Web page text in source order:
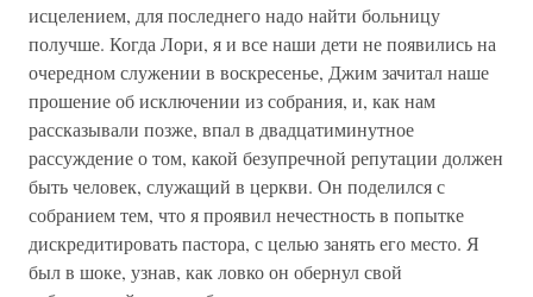
исцелением, для последнего надо найти больницу
получше. Когда Лори, я и все наши дети не появились на
очередном служении в воскресенье, Джим зачитал наше
прошение об исключении из собрания, и, как нам
рассказывали позже, впал в двадцатиминутное
рассуждение о том, какой безупречной репутации должен
быть человек, служащий в церкви. Он поделился с
собранием тем, что я проявил нечестность в попытке
дискредитировать пастора, с целью занять его место. Я
был в шоке, узнав, как ловко он обернул свой